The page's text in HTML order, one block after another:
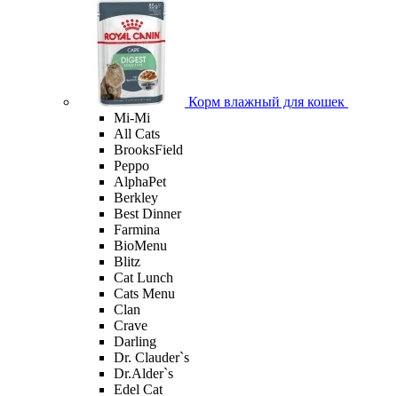
Корм влажный для кошек
Mi-Мi
All Cats
BrooksField
Peppo
AlphaPet
Berkley
Best Dinner
Farmina
BioMenu
Blitz
Cat Lunch
Cats Menu
Clan
Crave
Darling
Dr. Clauder`s
Dr.Alder`s
Edel Cat